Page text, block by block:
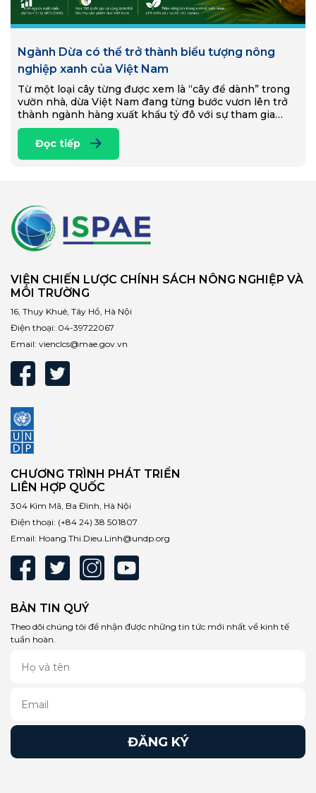
Ngành Dừa có thể trở thành biểu tượng nông
nghiệp xanh của Việt Nam
Từ một loại cây từng được xem là “cây để dành” trong
vườn nhà, dừa Việt Nam đang từng bước vươn lên trở
thành ngành hàng xuất khẩu tỷ đô với sự tham gia…
Đọc tiếp
VIỆN CHIẾN LƯỢC CHÍNH SÁCH NÔNG NGHIỆP VÀ
MÔI TRƯỜNG
16, Thụy Khuê, Tây Hồ, Hà Nội
Điện thoại: 04-39722067
Email: vienclcs@mae.gov.vn
CHƯƠNG TRÌNH PHÁT TRIỂN
LIÊN HỢP QUỐC
304 Kim Mã, Ba Đình, Hà Nội
Điện thoại: (+84 24) 38 501807
Email: Hoang.Thi.Dieu.Linh@undp.org
BẢN TIN QUÝ
Theo dõi chúng tôi để nhận được những tin tức mới nhất về kinh tế
tuần hoàn.